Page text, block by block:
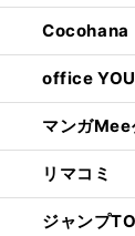
Cocohana
office YOU
マンガMee
リマコミ
ジャンプ